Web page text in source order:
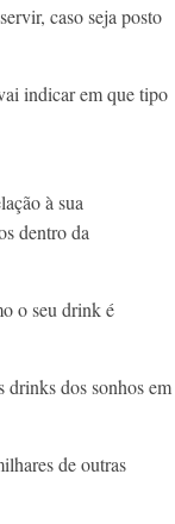
caso seja posto
indicar em que tipo
à sua
dentro da
o seu drink é
drinks dos sonhos em
de outras